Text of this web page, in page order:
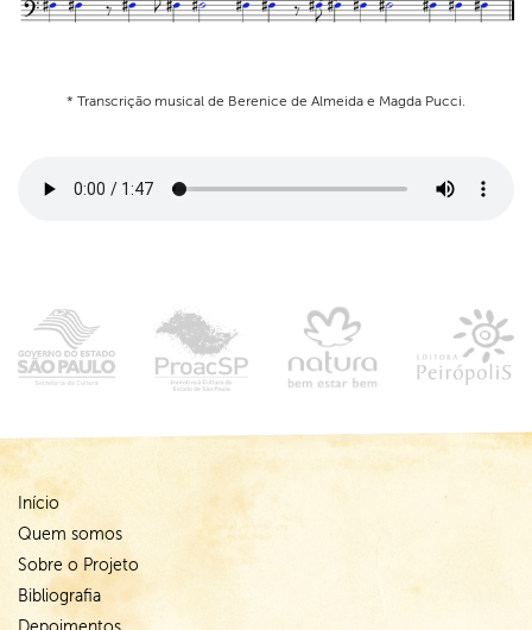
* Transcrição musical de Berenice de Almeida e Magda Pucci.
Início
Quem somos
Sobre o Projeto
Bibliografia